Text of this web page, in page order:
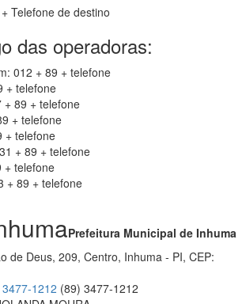
Telefone de destino
das operadoras:
012 + 89 + telefone
+ telefone
+ 89 + telefone
+ telefone
+ telefone
+ 89 + telefone
+ telefone
+ 89 + telefone
Prefeitura Municipal de Inhuma
de Deus, 209, Centro, Inhuma - PI, CEP:
1212 (89) 3477-1212